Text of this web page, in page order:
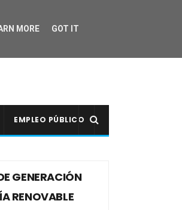
EMPLEO PÚBLICO
GENERACIÓN
RENOVABLE
MORE GOT IT